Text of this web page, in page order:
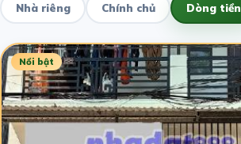
Nhà riêng Chính chủ Dòng tiền
Nổi bật